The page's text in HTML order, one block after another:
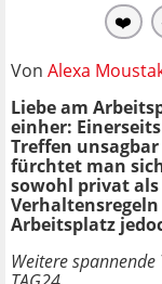
❤️
Von Alexa
Liebe am
einher:
Treffen
fürchtet man
sowohl privat
Arbeitsplatz
Weitere